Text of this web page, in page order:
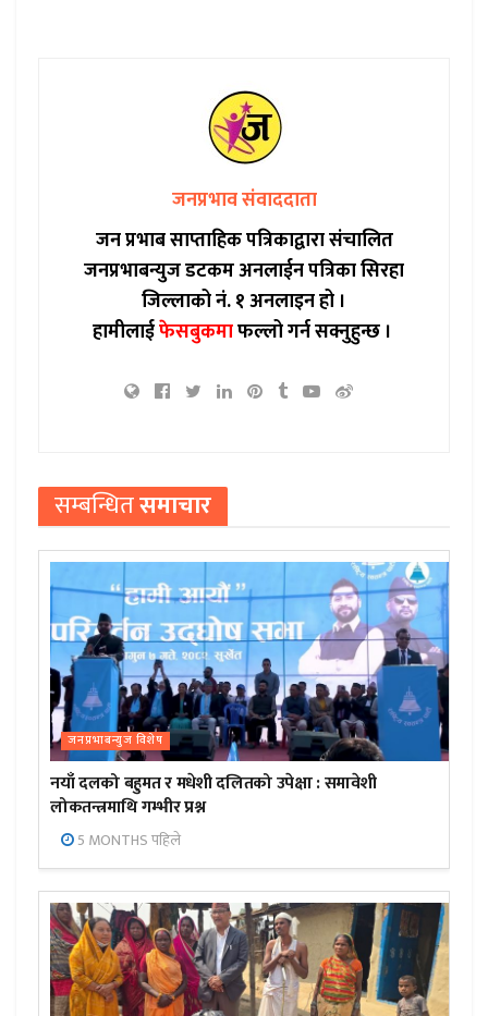
जनप्रभाव संवाददाता
जन प्रभाब साप्ताहिक पत्रिकाद्वारा संचालित
जनप्रभाबन्युज डटकम अनलाईन पत्रिका सिरहा
जिल्लाको नं. १ अनलाइन हो ।
हामीलाईफेसबुकमाफल्लो गर्न सक्नुहुन्छ ।
सम्बन्धितसमाचार
जनप्रभाबन्युज विशेष
नयाँ दलको बहुमत र मधेशी दलितको उपेक्षा : समावेशी
लोकतन्त्रमाथि गम्भीर प्रश्न
5 MONTHS पहिले